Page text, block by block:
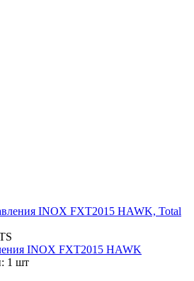
INOX FXT2015 HAWK
1 шт